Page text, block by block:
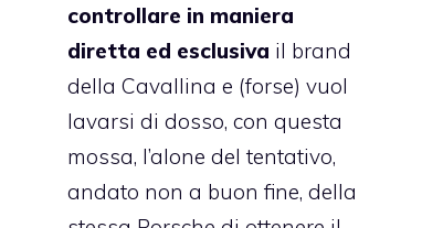
controllare in maniera
diretta ed esclusiva il brand
della Cavallina e (forse) vuol
lavarsi di dosso, con questa
mossa, l’alone del tentativo,
andato non a buon fine, della